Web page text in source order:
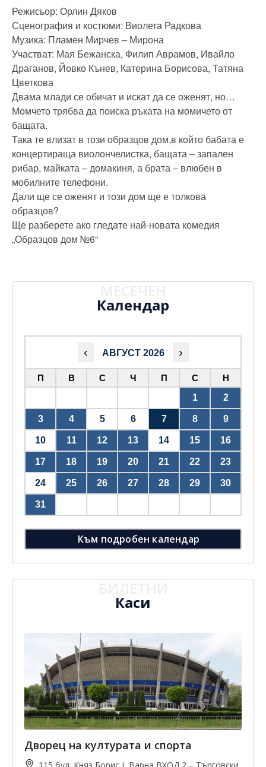
Режисьор: Орлин Дяков
Сценография и костюми: Виолета Радкова
Музика: Пламен Мирчев – Мирона
Участват: Мая Бежанска, Филип Аврамов, Ивайло
Драганов, Йовко Кънев, Катерина Борисова, Татяна
Цветкова
Двама млади се обичат и искат да се оженят, но…
Момчето трябва да поиска ръката на момичето от
бащата.
Така те влизат в този образцов дом,в който бабата е
концертираща виолончелистка, бащата – запален
рибар, майката – домакиня, а брата – влюбен в
мобилните телефони.
Дали ще се оженят и този дом ще е толкова
образцов?
Ще разберете ако гледате най-новата комедия
„Образцов дом №6“
Календар
‹ АВГУСТ 2026 ›
П В С Ч П С
Н
1
2
3 4 5 6 7 8 9
10 11 12 13 14 15 16
17 18 19 20 21 22 23
24 25 26 27 28 29 30
31
Към подробен календар
Каси
Дворец на културата и спорта